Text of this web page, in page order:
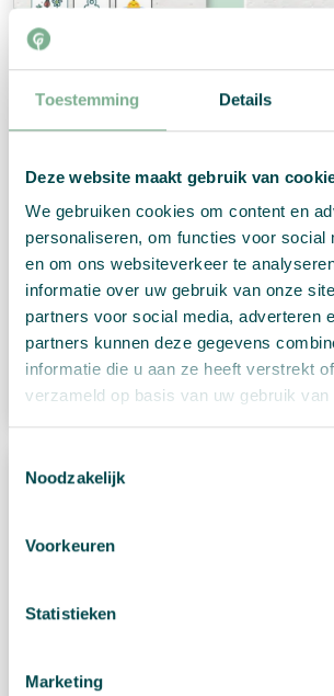
Toestemming Details
Deze website maakt gebruik van
We gebruiken cookies om content en
personaliseren, om functies voor social
en om ons websiteverkeer te
informatie over uw gebruik van onze
partners voor social media, adverteren
partners kunnen deze gegevens
informatie die u aan ze heeft verstrekt
verzameld op basis van uw gebruik
Noodzakelijk
Voorkeuren
Statistieken
Marketing
200 g/m²
Download